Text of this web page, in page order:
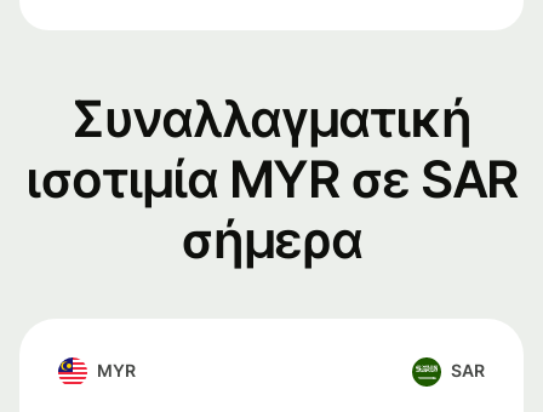
Συναλλαγματική
ισοτιμία MYR σε SAR
σήμερα
MYR SAR